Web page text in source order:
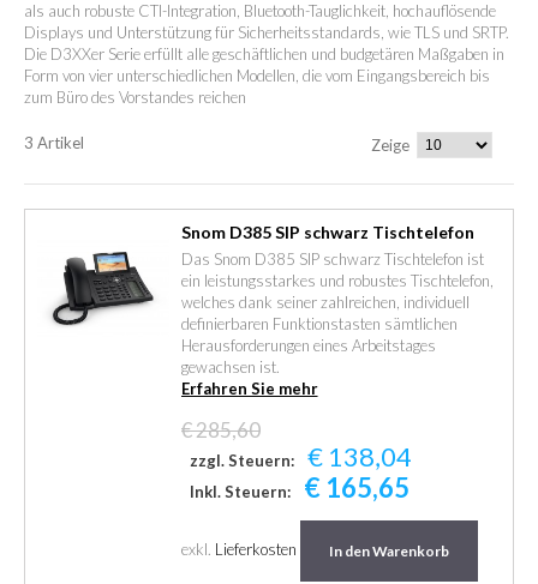
als auch robuste CTI-Integration, Bluetooth-Tauglichkeit, hochauflösende
Displays und Unterstützung für Sicherheitsstandards, wie TLS und SRTP.
Die D3XXer Serie erfüllt alle geschäftlichen und budgetären Maßgaben in
Form von vier unterschiedlichen Modellen, die vom Eingangsbereich bis
zum Büro des Vorstandes reichen
3 Artikel Zeige
Snom D385 SIP schwarz Tischtelefon
Das Snom D385 SIP schwarz Tischtelefon ist
ein leistungsstarkes und robustes Tischtelefon,
welches dank seiner zahlreichen, individuell
definierbaren Funktionstasten sämtlichen
Herausforderungen eines Arbeitstages
gewachsen ist.
Erfahren Sie mehr
€ 285,60
zzgl. Steuern: € 138,04
Inkl. Steuern: € 165,65
exkl. Lieferkosten In den Warenkorb